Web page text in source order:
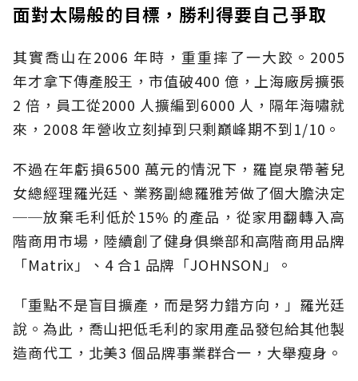
面對太陽般的目標，勝利得要自己爭取
其實喬山在2006 年時，重重摔了一大跤。2005
年才拿下傳產股王，市值破400 億，上海廠房擴張
2 倍，員工從2000 人擴編到6000 人，隔年海嘯就
來，2008 年營收立刻掉到只剩巔峰期不到1/10。
不過在年虧損6500 萬元的情況下，羅崑泉帶著兒
女總經理羅光廷、業務副總羅雅芳做了個大膽決定
──放棄毛利低於15% 的產品，從家用翻轉入高
階商用市場，陸續創了健身俱樂部和高階商用品牌
「Matrix」、4 合1 品牌「JOHNSON」。
「重點不是盲目擴產，而是努力錯方向，」羅光廷
說。為此，喬山把低毛利的家用產品發包給其他製
造商代工，北美3 個品牌事業群合一，大舉瘦身。